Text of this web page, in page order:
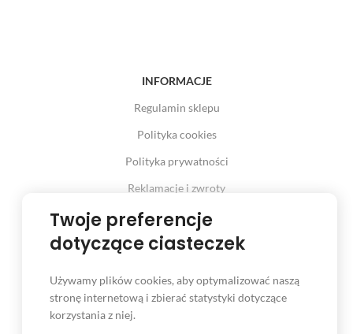
INFORMACJE
Regulamin sklepu
Polityka cookies
Polityka prywatności
Reklamacje i zwroty
Prawo odstąpienia od umowy
INFORMACJE
Twoje preferencje
dotyczące ciasteczek
Używamy plików cookies, aby optymalizować naszą
stronę internetową i zbierać statystyki dotyczące
korzystania z niej.